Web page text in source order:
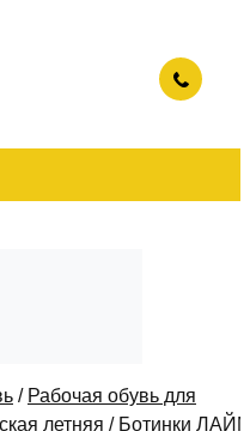
/ Рабочая обувь для
летняя / Ботинки